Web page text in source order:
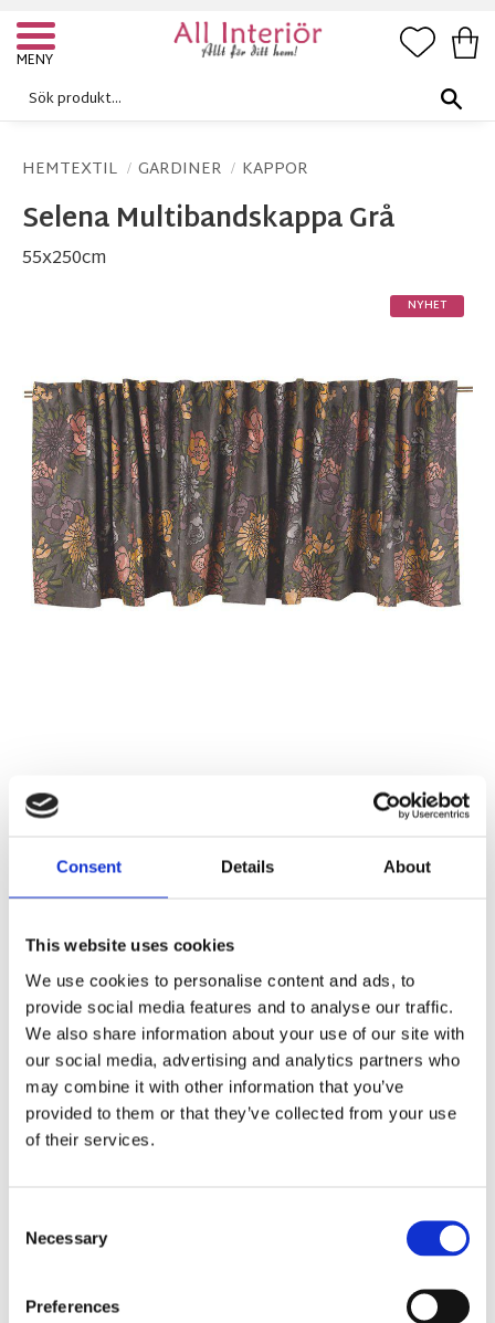
Consent Details About
This website uses cookies
We use cookies to personalise content and ads, to
provide social media features and to analyse our traffic.
We also share information about your use of our site with
our social media, advertising and analytics partners who
may combine it with other information that you’ve
provided to them or that they’ve collected from your use
of their services.
Selection
Necessary
Preferences
Meny
HEMTEXTIL GARDINER KAPPOR
Selena Multibandskappa Grå
55x250cm
NYHET
179,00
KÖP
Lagerstatus 2 st i lager Artikelnr
Fondaco
Fri frakt över 995kr
Snabba leveranser
Enkel betalning med Klarna
Vacker multibandskappa i härlig bomullskvalitet
och gult med gröna blad. En lite tätare vävd